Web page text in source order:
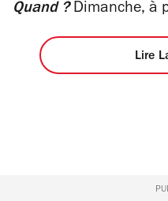
5
Quand ?Dimanche, à
Lire